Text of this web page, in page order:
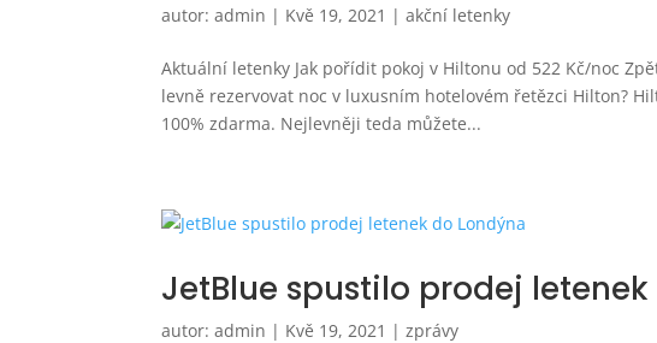
autor:admin | Kvě 19, 2021 |akční letenky
Aktuální letenky Jak pořídit pokoj v Hiltonu od 522 Kč/noc
levně rezervovat noc v luxusním hotelovém řetězci Hilton?
100% zdarma. Nejlevněji teda můžete...
JetBlue spustilo prodej
autor:admin | Kvě 19, 2021 |zprávy